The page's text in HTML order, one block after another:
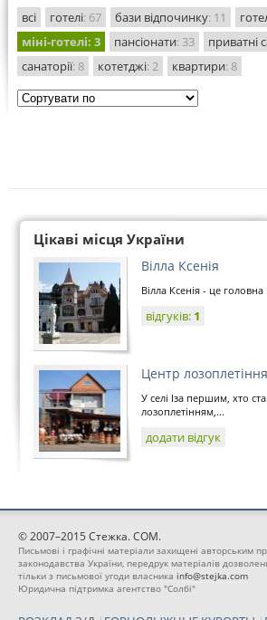
всі готелі: 67 бази відпочинку: 11
міні-готелі: 3 пансіонати: 33 приватні
санаторії: 8 котетджі: 2 квартири: 8
Цікаві місця України
Вілла Ксенія
Вілла Ксенія - це
відгуків: 1
Центр лозоплетіння
У селі Іза першим, хто
лозоплетінням,...
додати відгук
© 2007–2015 Стежка. COM.
Письмові і графічні матеріали захищені авторським
законодавства України, передрук матеріалів
тільки з письмової угоди власника info@stejka.com
Юридична підтримка агентство "Солбі"